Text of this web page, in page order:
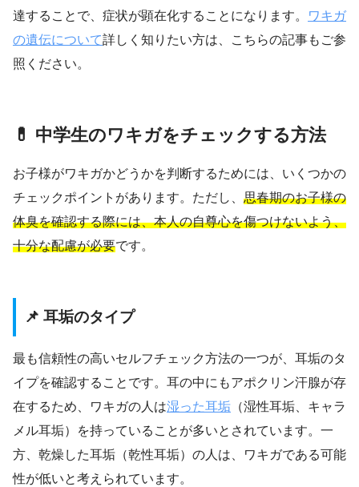
達することで、症状が顕在化することになります。
ワキガ
の遺伝について詳しく知りたい方は、こちらの記事もご参
照ください。
💊 中学生のワキガをチェックする方法
お子様がワキガかどうかを判断するためには、いくつかの
チェックポイントがあります。ただし、 思春期のお子様の
体臭を確認する際には、本人の自尊心を傷つけないよう、
十分な配慮が必要です。
📌 耳垢のタイプ
最も信頼性の高いセルフチェック方法の一つが、耳垢のタ
イプを確認することです。耳の中にもアポクリン汗腺が存
在するため、ワキガの人は湿った耳垢 （湿性耳垢、キャラ
メル耳垢）を持っていることが多いとされています。一
方、乾燥した耳垢（乾性耳垢）の人は、ワキガである可能
性が低いと考えられています。